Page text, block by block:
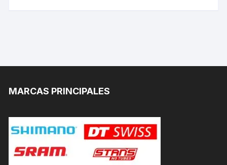
MARCAS PRINCIPALES